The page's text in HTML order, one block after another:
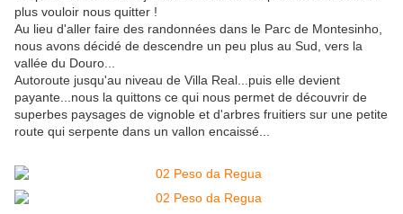
plus vouloir nous quitter !
Au lieu d'aller faire des randonnées dans le Parc de Montesinho,
nous avons décidé de descendre un peu plus au Sud, vers la
vallée du Douro...
Autoroute jusqu'au niveau de Villa Real...puis elle devient
payante...nous la quittons ce qui nous permet de découvrir de
superbes paysages de vignoble et d'arbres fruitiers sur une petite
route qui serpente dans un vallon encaissé...